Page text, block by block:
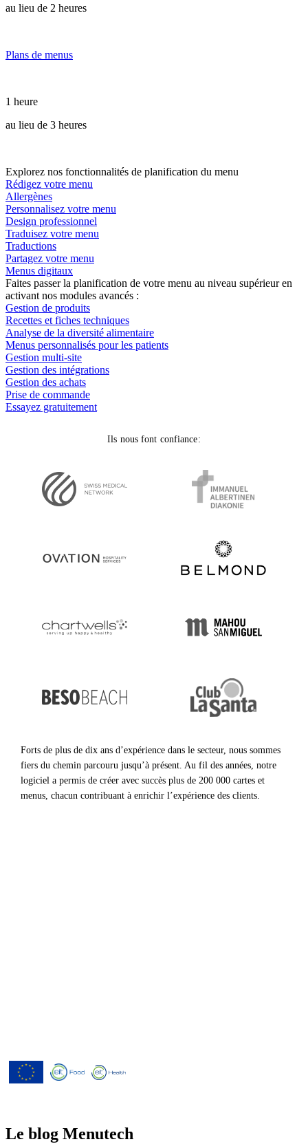
au lieu de 2 heures
Plans de menus
1 heure
au lieu de 3 heures
Explorez nos fonctionnalités de planification du menu
Rédigez votre menu
Allergènes
Personnalisez votre menu
Design professionnel
Traduisez votre menu
Traductions
Partagez votre menu
Menus digitaux
Faites passer la planification de votre menu au niveau supérieur en
activant nos modules avancés :
Gestion de produits
Recettes et fiches techniques
Analyse de la diversité alimentaire
Menus personnalisés pour les patients
Gestion multi-site
Gestion des intégrations
Gestion des achats
Prise de commande
Essayez gratuitement
Ils nous font confiance:
Forts de plus de dix ans d’expérience dans le secteur, nous sommes
fiers du chemin parcouru jusqu’à présent. Au fil des années, notre
logiciel a permis de créer avec succès plus de 200 000 cartes et
menus, chacun contribuant à enrichir l’expérience des clients.
Le blog Menutech